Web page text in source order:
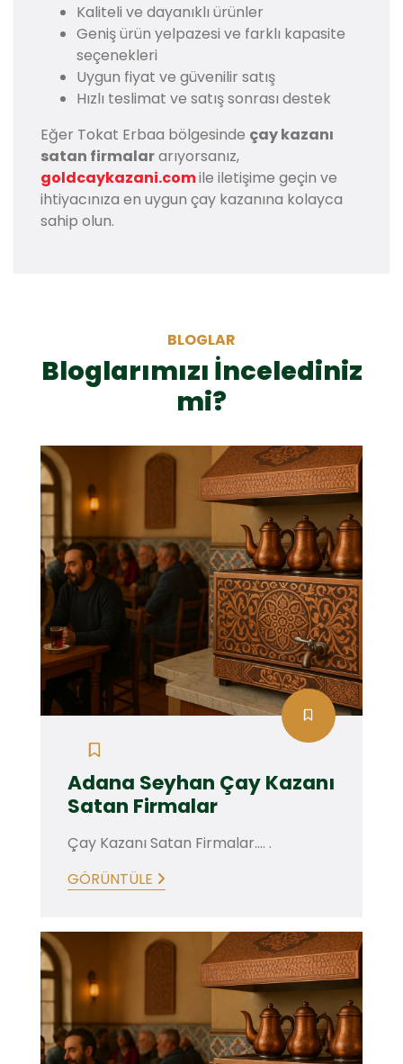
Kaliteli ve dayanıklı ürünler
Geniş ürün yelpazesi ve farklı kapasite
seçenekleri
Uygun fiyat ve güvenilir satış
Hızlı teslimat ve satış sonrası destek
Eğer Tokat Erbaa bölgesinde çay kazanı
satan firmalararıyorsanız,
goldcaykazani.comile iletişime geçin ve
ihtiyacınıza en uygun çay kazanına kolayca
sahip olun.
BLOGLAR
Bloglarımızı İncelediniz
mi?
Adana Seyhan Çay Kazanı
Satan Firmalar
Çay Kazanı Satan Firmalar.... .
GÖRÜNTÜLE